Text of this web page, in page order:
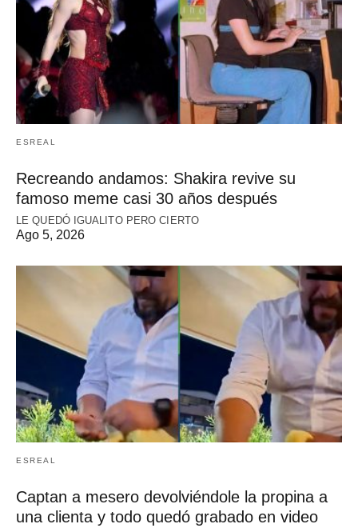
ESREAL
Recreando andamos: Shakira revive su
famoso meme casi 30 años después
LE QUEDÓ IGUALITO PERO CIERTO
Ago 5, 2026
ESREAL
Captan a mesero devolviéndole la propina a
una clienta y todo quedó grabado en video